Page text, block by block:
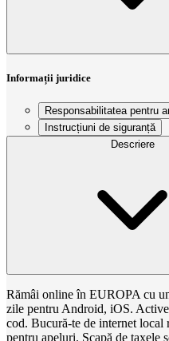
Informații juridice
Responsabilitatea pentru
Instrucțiuni de siguranță
Descriere
Rămâi online în EUROPA cu
zile pentru Android, iOS.
cod. Bucură-te de internet local
pentru apeluri. Scapă de taxele